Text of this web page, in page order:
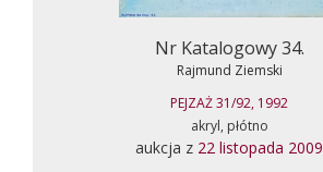
Nr Katalogowy 34.
Rajmund Ziemski
PEJZAŻ 31/92, 1992
akryl, płótno
aukcja z 22 listopada 2009